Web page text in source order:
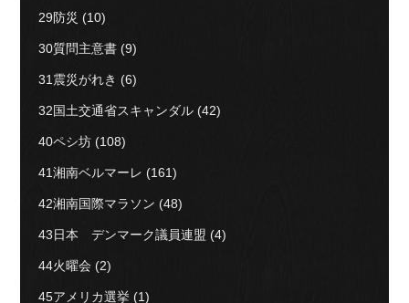
29防災 (10)
30質問主意書 (9)
31震災がれき (6)
32国土交通省スキャンダル (42)
40ペシ坊 (108)
41湘南ベルマーレ (161)
42湘南国際マラソン (48)
43日本 デンマーク議員連盟 (4)
44火曜会 (2)
45アメリカ選挙 (1)